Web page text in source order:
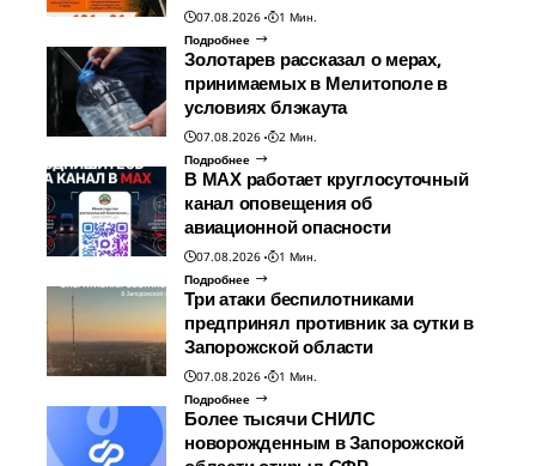
07.08.2026
1 Мин.
Подробнее
Золотарев рассказал о мерах,
принимаемых в Мелитополе в
условиях блэкаута
07.08.2026
2 Мин.
Подробнее
В МАХ работает круглосуточный
канал оповещения об
авиационной опасности
07.08.2026
1 Мин.
Подробнее
Три атаки беспилотниками
предпринял противник за сутки в
Запорожской области
07.08.2026
1 Мин.
Подробнее
Более тысячи СНИЛС
новорожденным в Запорожской